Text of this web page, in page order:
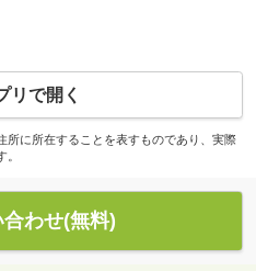
リで開く
に所在することを表すものであり、実際
わせ(無料)